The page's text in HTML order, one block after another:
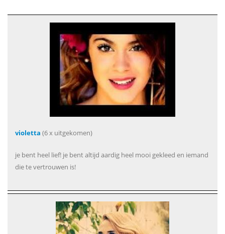
violetta (6 x uitgekomen)
je bent heel lief! je bent altijd aardig heel mooi gekleed en iemand
die te vertrouwen is!